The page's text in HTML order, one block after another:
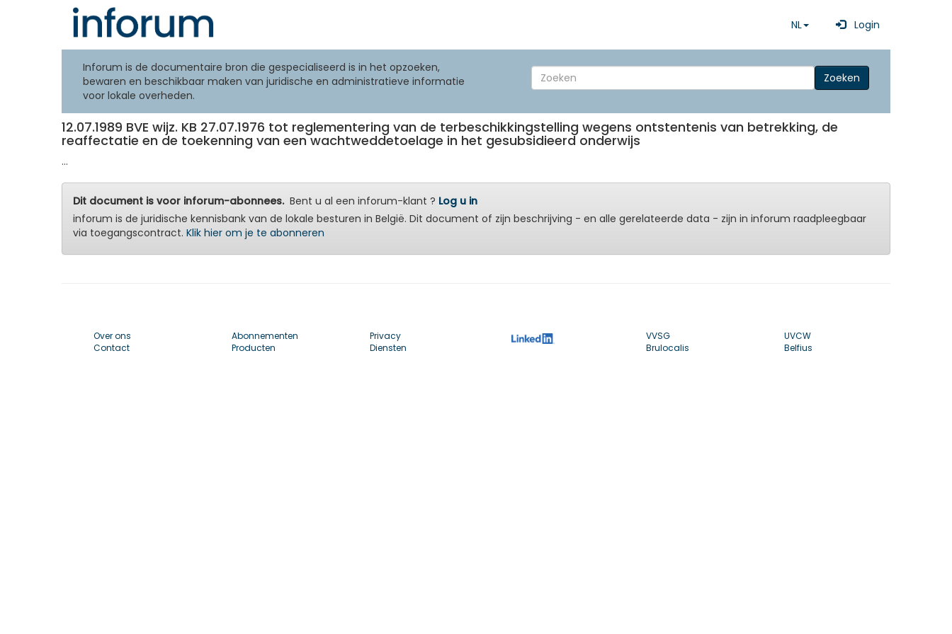
NL Login
Inforum is de documentaire bron die gespecialiseerd is in het opzoeken,
bewaren en beschikbaar maken van juridische en administratieve informatie
voor lokale overheden.
Zoeken
12.07.1989 BVE wijz. KB 27.07.1976 tot reglementering van de terbeschikkingstelling wegens ontstentenis van betrekking, de
reaffectatie en de toekenning van een wachtweddetoelage in het gesubsidieerd onderwijs
...
Dit document is voor inforum-abonnees.Bent u al een inforum-klant ? Log u in
inforum is de juridische kennisbank van de lokale besturen in België. Dit document of zijn beschrijving - en alle gerelateerde data - zijn in inforum raadpleegbaar
via toegangscontract. Klik hier om je te abonneren
Over ons
Contact
Abonnementen
Producten
Privacy
Diensten
VVSG
Brulocalis
UVCW
Belfius